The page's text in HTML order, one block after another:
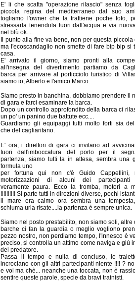
E' li che scatta "operazione rilascio" senza
piccola regina del mediterraneo dal suo
togliamo l'owner che la trattiene poche foto,
stressarla tenendola fuori dall'acqua e via
nel blù ok....
Il punto alla fine va bene, non per questa piccola
ma l'ecoscandaglio non smette di fare bip bip si
casa.
E' arrivato il giorno, siamo pronti alla
all'insegna del divertimento partiamo da
barca per arrivare al porticciolo turistico di
siamo io, Alberto e l'amico Marco.
Siamo presto in banchina, dobbiamo prendere il
di gara e farci esaminare la barca.
Dopo un controllo approfondito della barca ci
un po' un panino due battute ecc....
Guardiamo gli equipaggi tutti molto forti sia
che del cagliaritano.
E' ora, i direttori di gara ci invitano ad
fuori dall'imboccatura del porto per il
partenza, siamo tutti la in attesa, sembra una
formula uno
per fortuna qui non c'è Guido Cappellini,
motorizzazioni di alcuni dei partecipanti
veramente paura. Ecco la tromba, motori a
!!!!!!!!!! Si parte tutti in direzioni diverse, pochi
il mare era calmo ora sembra una
schiuma urla risate....la partenza è sempre unica.
Siamo nel posto prestabilito, non siamo soli, altre
barche ci fan la guardia o meglio vogliono
pezzo nostro, non perdiamo tempo, l'innesco è
preciso, si controlla un attimo come naviga e giù
del predatore.
Passa il tempo e nulla di concluso, le
incrociano con gli altri partecipanti niente !!!! ?
e voi ma chè... neanche una toccata, non è
sentire queste parole, specie da bravi trainisti.